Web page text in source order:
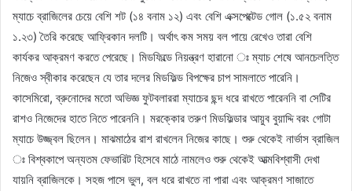
ম্যাচে ব্রাজিলের চেয়ে বেশি শট (১৪ বনাম ১২) এবং বেশি এক্সপেক্টেড গোল (১.৫২ বনাম
১.২৩) তৈরি করেছে আফ্রিকান দলটি। অর্থাৎ কম সময় বল পায়ে রেখেও তারা বেশি
কার্যকর আক্রমণ করতে পেরেছে। মিডফিল্ডে নিয়ন্ত্রণ হারানো ঃ ম্যাচ শেষে আনচেলত্তি
নিজেও স্বীকার করেছেন যে তার দলের মিডফিল্ড বিপক্ষের চাপ সামলাতে পারেনি।
কাসেমিরো, ব্রুনোদের মতো অভিজ্ঞ ফুটবলাররা ম্যাচের ছন্দ ধরে রাখতে পারেননি বা সেটির
রাশও নিজেদের হাতে নিতে পারেননি। মরক্কোর তরুণ মিডফিল্ডার আয়ুব বুয়াদ্দি বরং গোটা
ম্যাচে উজ্জ্বল ছিলেন। মাঝমাঠের রাশ রাখলেন নিজের কাছে। শুরু থেকেই নার্ভাস ব্রাজিল
ঃ বিশ্বকাপে অন্যতম ফেভারিট হিসেবে মাঠে নামলেও শুরু থেকেই আত্মবিশ্বাসী দেখা
যায়নি ব্রাজিলকে। সহজ পাসে ভুল, বল ধরে রাখতে না পারা এবং আক্রমণ সাজাতে